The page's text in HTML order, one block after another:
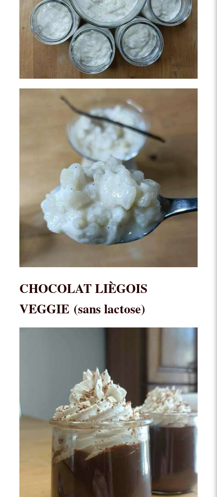
CHOCOLAT LIÈGOIS
VEGGIE (sans lactose)